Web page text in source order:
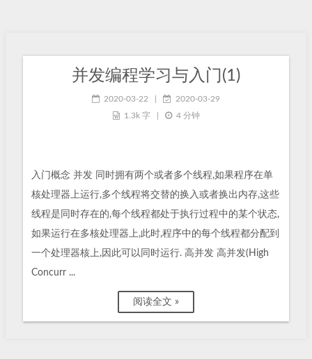
并发编程学习与入门(1)
2020-03-22
2020-03-29
1.3k 字
4 分钟
入门概念 并发 同时拥有两个或者多个线程,如果程序在单
核处理器上运行,多个线程将交替的换入或者换出内存,这些
线程是同时存在的,每个线程都处于执行过程中的某个状态,
如果运行在多核处理器上,此时,程序中的每个线程都分配到
一个处理器核上,因此可以同时运行. 高并发 高并发(High
Concurr ...
阅读全文 »